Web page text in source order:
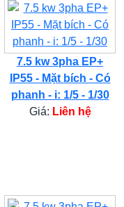
7.5 kw 3pha EP+
IP55 - Mặt bích - Có
phanh - i: 1/5 - 1/30
Giá: Liên hệ